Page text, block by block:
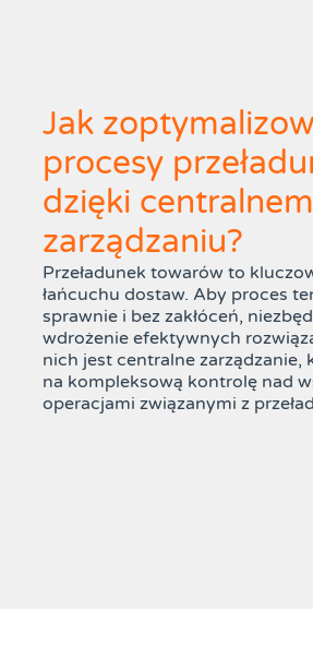
Jak
procesy
dzięki
zarządzaniu?
Przeładunek towarów to
łańcuchu dostaw. Aby proces
sprawnie i bez zakłóceń,
wdrożenie efektywnych
nich jest centralne zarządzanie,
na kompleksową kontrolę nad
operacjami związanymi z